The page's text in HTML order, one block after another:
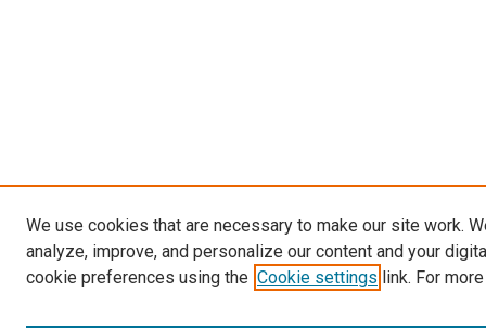
We use cookies that are necessary to make our site work.
analyze, improve, and personalize our content and your
cookie preferences using the Cookie settings link. For